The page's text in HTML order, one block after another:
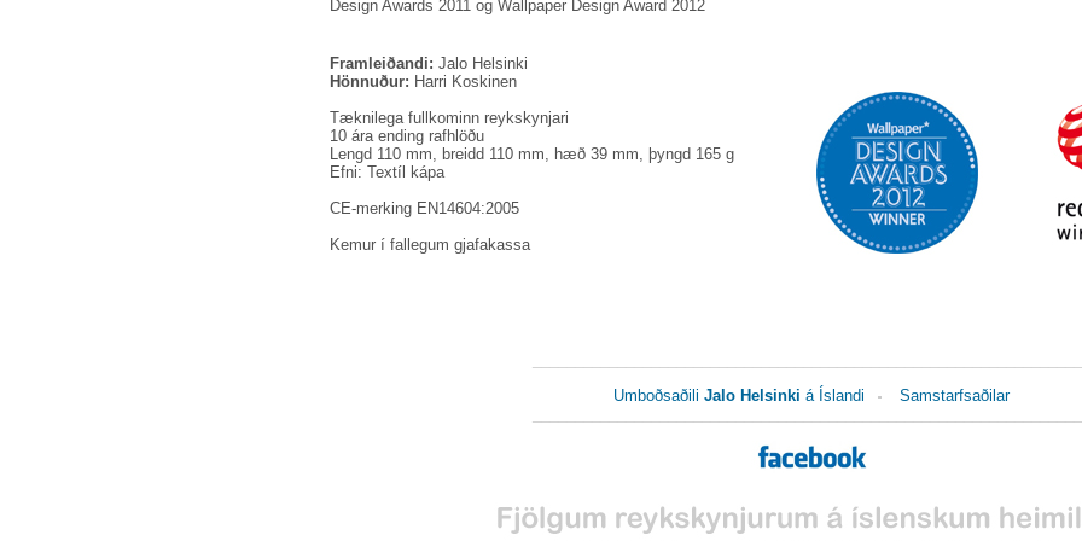
Design Awards 2011 og Wallpaper Design Award 2012
Framleiðandi: Jalo Helsinki
Hönnuður: Harri Koskinen
Tæknilega fullkominn reykskynjari
10 ára ending rafhlöðu
Lengd 110 mm, breidd 110 mm, hæð 39 mm, þyngd 165 g
Efni: Textíl kápa
CE-merking EN14604:2005
Kemur í fallegum gjafakassa
Umboðsaðili Jalo Helsinki á Íslandi
Samstarfsaðilar